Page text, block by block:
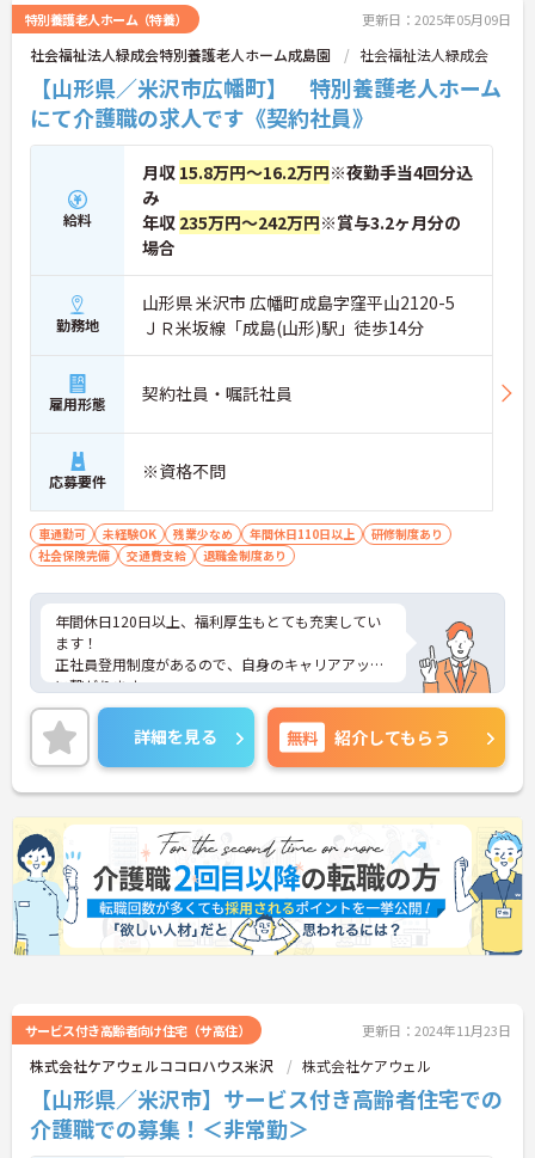
特別養護老人ホーム（特養） 更新日：2025年05月09日
社会福祉法人緑成会特別養護老人ホーム成島園 社会福祉法人緑成会
【山形県／米沢市広幡町】 特別養護老人ホーム
にて介護職の求人です《契約社員》
給料
月収 15.8万円～16.2万円※夜勤手当4回分込
み
年収 235万円～242万円※賞与3.2ヶ月分の
場合
勤務地
山形県 米沢市 広幡町成島字窪平山2120-5
ＪＲ米坂線「成島(山形)駅」徒歩14分
雇用形態 契約社員・嘱託社員
応募要件 ※資格不問
車通勤可 未経験OK 残業少なめ 年間休日110日以上
研修制度あり
社会保険完備
交通費支給 退職金制度あり
年間休日120日以上、福利厚生もとても充実してい
ます！
正社員登用制度があるので、自身のキャリアアップ
に繋がります。
ご興味ある方には、面接対策ポイントなど、さらに
詳細をお話しいたしますのでお気軽にご相談くださ
い！
詳細を見る 無料 紹介してもらう
サービス付き高齢者向け住宅（サ高住） 更新日：2024年11月23日
株式会社ケアウェルココロハウス米沢 株式会社ケアウェル
【山形県／米沢市】サービス付き高齢者住宅での
介護職での募集！＜非常勤＞